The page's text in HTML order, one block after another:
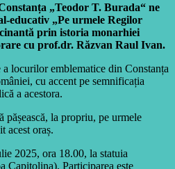
„Teodor T. Burada“ ne
educativ „Pe urmele Regilor
prin istoria monarhiei
cu prof.dr. Răzvan Raul Ivan.
locurilor emblematice din Constanța
cu accent pe semnificația
a acestora.
pășească, la propriu, pe urmele
acest oraș.
2025, ora 18.00, la statuia
Capitolina). Participarea este